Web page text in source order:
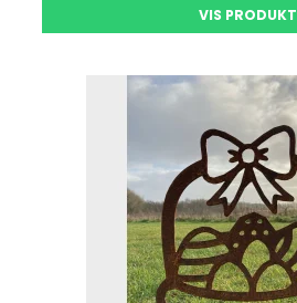
VIS PRODUKT